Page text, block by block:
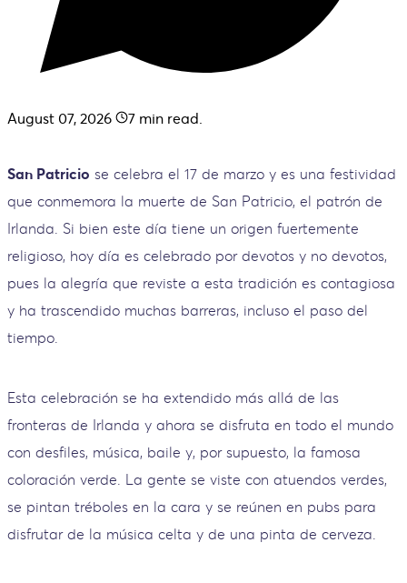
August 07, 2026 7 min read.
San Patricio se celebra el 17 de marzo y es una festividad
que conmemora la muerte de San Patricio, el patrón de
Irlanda. Si bien este día tiene un origen fuertemente
religioso, hoy día es celebrado por devotos y no devotos,
pues la alegría que reviste a esta tradición es contagiosa
y ha trascendido muchas barreras, incluso el paso del
tiempo.
Esta celebración se ha extendido más allá de las
fronteras de Irlanda y ahora se disfruta en todo el mundo
con desfiles, música, baile y, por supuesto, la famosa
coloración verde. La gente se viste con atuendos verdes,
se pintan tréboles en la cara y se reúnen en pubs para
disfrutar de la música celta y de una pinta de cerveza.